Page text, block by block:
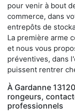
pour venir à bout
commerce, dans
entrepôts de
La première arme
et nous vous
préventives, dans
puissent rentrer
À Gardanne
rongeurs,
professionnels